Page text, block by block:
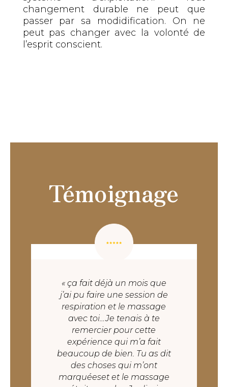
changement durable ne peut que
passer par sa modidification. On ne
peut pas changer avec la volonté de
l’esprit conscient.
Témoignage
« ça fait déjà un mois que
j’ai pu faire une session de
respiration et le massage
avec toi…Je tenais à te
remercier pour cette
expérience qui m’a fait
beaucoup de bien. Tu as dit
des choses qui m’ont
marquéeset et le massage